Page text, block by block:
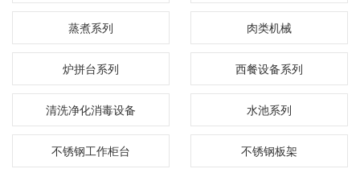
蒸煮系列 肉类机械
炉拼台系列 西餐设备系列
清洗净化消毒设备 水池系列
不锈钢工作柜台 不锈钢板架